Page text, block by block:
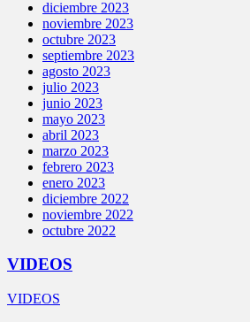
diciembre 2023
noviembre 2023
octubre 2023
septiembre 2023
agosto 2023
julio 2023
junio 2023
mayo 2023
abril 2023
marzo 2023
febrero 2023
enero 2023
diciembre 2022
noviembre 2022
octubre 2022
VIDEOS
VIDEOS